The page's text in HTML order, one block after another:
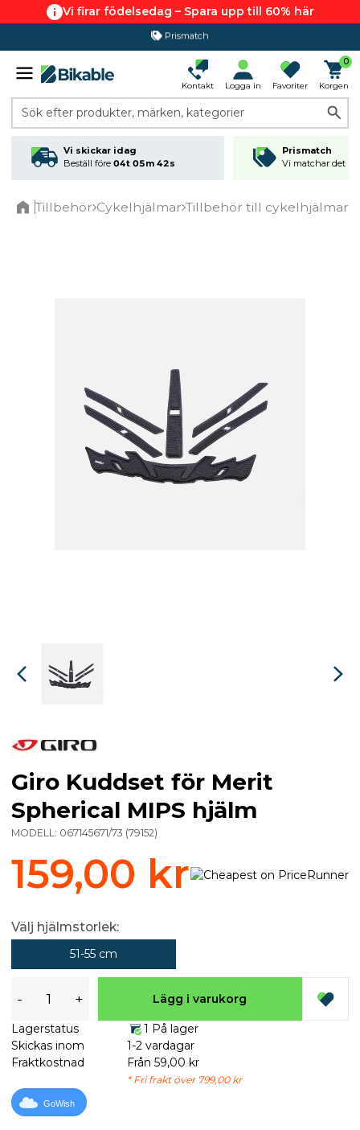
Vi firar födelsedag – Spara upp till 60% här
Prismatch
365 dagars öppet köp
Kontakt Logga in Favoriter
0
Korgen
Sök efter produkter, märken, kategorier
Vi skickar idag
Beställ före 04t 05m 42s
Prismatch
Vi matchar det
Tillbehör Cykelhjälmar Tillbehör till cykelhjälmar
Giro Kuddset för Merit
Spherical MIPS hjälm
MODELL: 067145671/73 (79152)
159,00 kr
Välj hjälmstorlek:
51-55 cm
- + Lägg i varukorg
Lagerstatus
1 På lager
Skickas inom
1-2 vardagar
Fraktkostnad
Från 59,00 kr
* Fri frakt över 799,00 kr
GoWish